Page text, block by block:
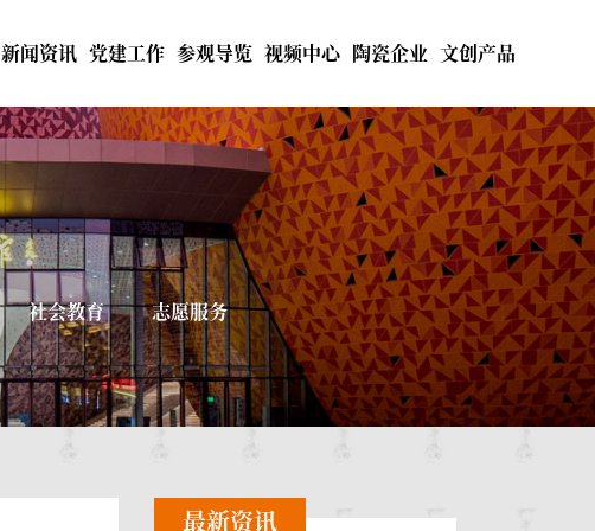
新闻资讯 党建工作 参观导览 视频中心 陶瓷企业 文创产品
社会教育 志愿服务
最新资讯